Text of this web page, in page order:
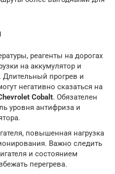
реагенты на дорогах
на аккумулятор и
Длительный прогрев и
негативно сказаться на
Cobalt. Обязателен
уровня антифриза и
повышенная нагрузка
Важно следить
и состоянием
перегрева.